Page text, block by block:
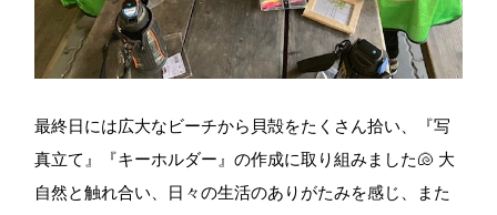
最終日には広大なビーチから貝殻をたくさん拾い、『写
真立て』『キーホルダー』の作成に取り組みました🐚 大
自然と触れ合い、日々の生活のありがたみを感じ、また